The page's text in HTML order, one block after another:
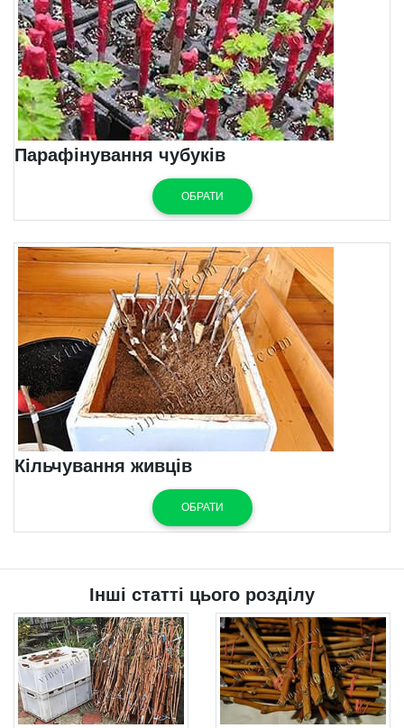
Парафінування чубуків
ОБРАТИ
Кільчування живців
ОБРАТИ
Інші статті цього розділу